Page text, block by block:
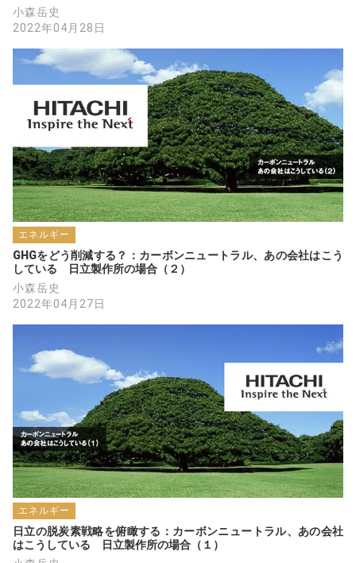
小森岳史
2022年04月28日
エネルギー
GHGをどう削減する？：カーボンニュートラル、あの会社はこう
している　日立製作所の場合（２）
小森岳史
2022年04月27日
エネルギー
日立の脱炭素戦略を俯瞰する：カーボンニュートラル、あの会社
はこうしている　日立製作所の場合（１）